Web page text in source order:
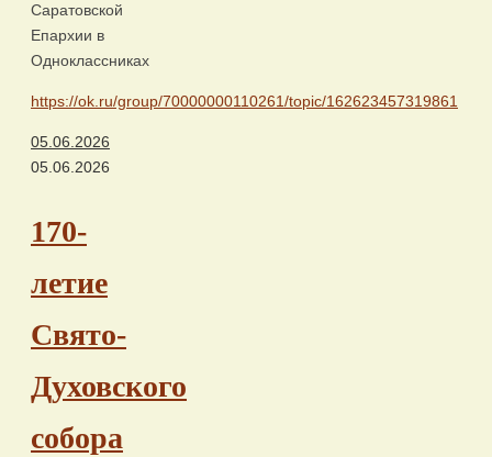
Саратовской
Епархии в
Одноклассниках
https://ok.ru/group/70000000110261/topic/162623457319861
05.06.2026
05.06.2026
170-
летие
Свято-
Духовского
собора